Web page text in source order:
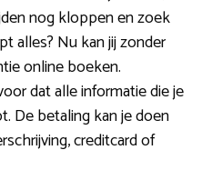
nog kloppen en zoek
alles? Nu kan jij zonder
online boeken.
dat alle informatie die je
De betaling kan je doen
creditcard of